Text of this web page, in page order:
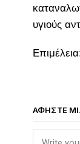
υγιούς
ΑΦΉΣΤΕ